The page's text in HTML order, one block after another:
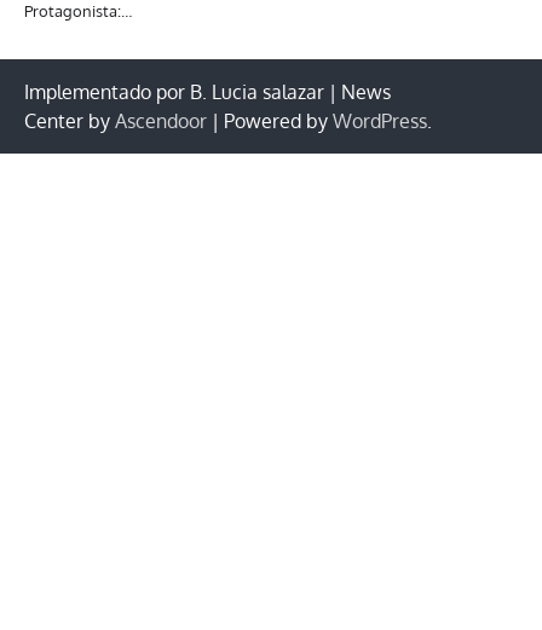
Protagonista:…
Implementado por B. Lucia salazar | News
Center by Ascendoor | Powered by WordPress.